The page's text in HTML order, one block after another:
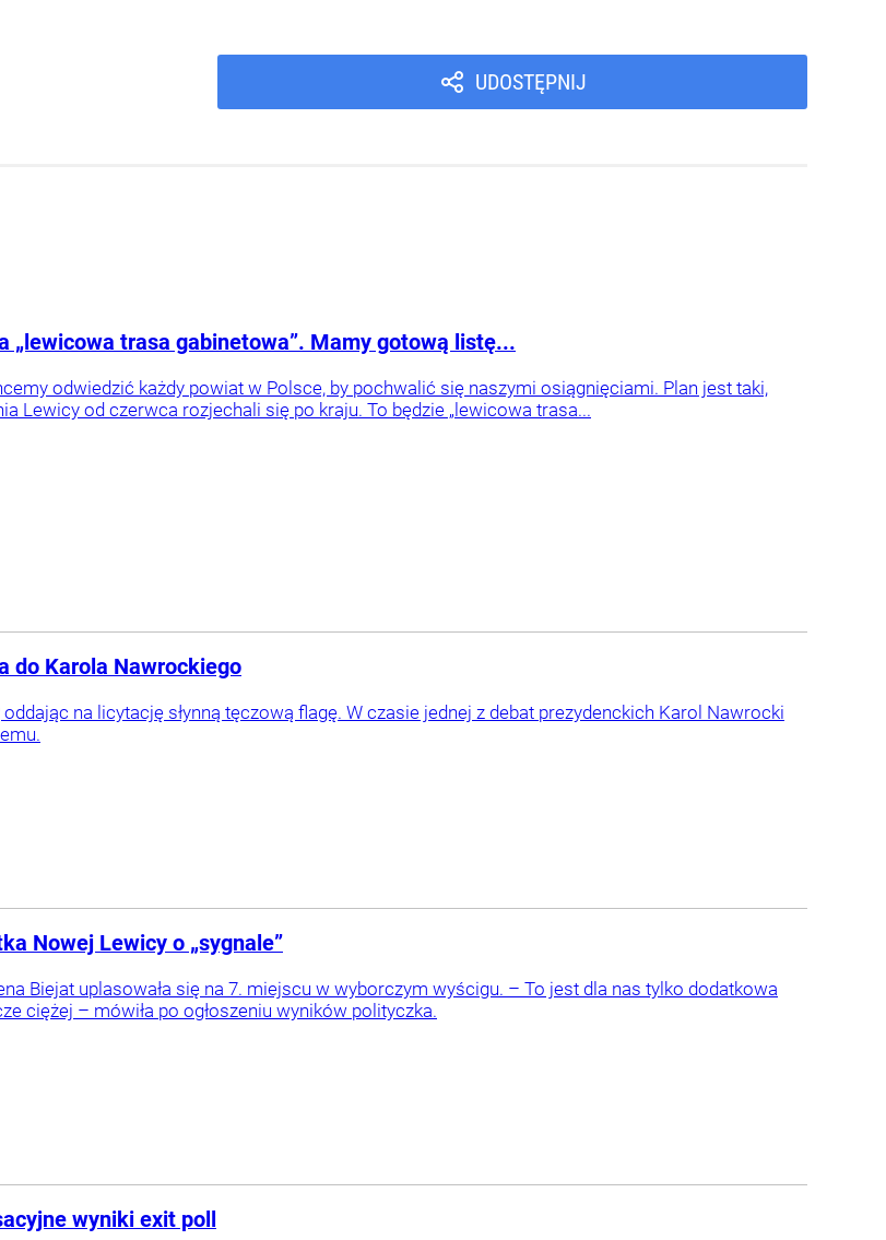
UDOSTĘPNIJ
„lewicowa trasa gabinetowa”. Mamy gotową listę...
odwiedzić każdy powiat w Polsce, by pochwalić się naszymi osiągnięciami. Plan jest taki,
Lewicy od czerwca rozjechali się po kraju. To będzie „lewicowa trasa...
do Karola Nawrockiego
oddając na licytację słynną tęczową flagę. W czasie jednej z debat prezydenckich Karol Nawrocki
Nowej Lewicy o „sygnale”
Biejat uplasowała się na 7. miejscu w wyborczym wyścigu. – To jest dla nas tylko dodatkowa
ciężej – mówiła po ogłoszeniu wyników polityczka.
wyniki exit poll